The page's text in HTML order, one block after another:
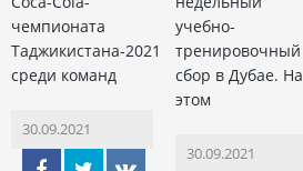
чемпионата
Таджикистана-2021
среди команд
30.09.2021
учебно-
тренировочный
сбор в Дубае. На
этом
30.09.2021